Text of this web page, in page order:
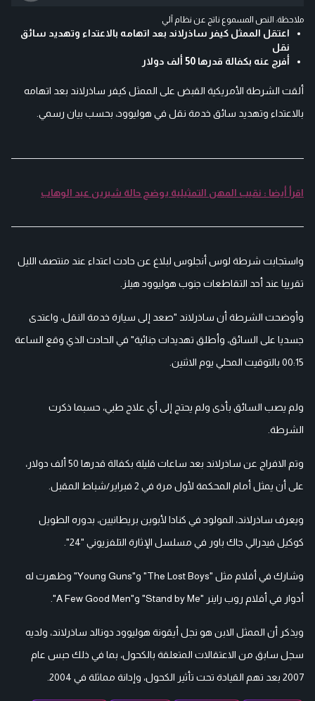
ملاحظة: النص المسموع ناتج عن نظام آلي
اعتقل الممثل كيفر ساذرلاند بعد اتهامه بالاعتداء وتهديد سائق
نقل
أفرج عنه بكفالة قدرها 50 ألف دولار
ألقت الشرطة الأمريكية القبض على الممثل كيفر ساذرلاند بعد اتهامه
بالاعتداء وتهديد سائق خدمة نقل في هوليوود، بحسب بيان رسمي.
اقرأ أيضا : نقيب المهن التمثيلية يوضح حالة شيرين عبد الوهاب
واستجابت شرطة لوس أنجلوس لبلاغ عن حادث اعتداء عند منتصف الليل
تقريبا عند أحد التقاطعات جنوب هوليوود هيلز.
وأوضحت الشرطة أن ساذرلاند "صعد إلى سيارة خدمة النقل، واعتدى
جسديا على السائق، وأطلق تهديدات جنائية" في الحادث الذي وقع الساعة
00:15 بالتوقيت المحلي يوم الاثنين.
ولم يصب السائق بأذى ولم يحتج إلى أي علاج طبي، حسبما ذكرت
الشرطة.
وتم الافراج عن ساذرلاند بعد ساعات قليلة بكفالة قدرها 50 ألف دولار،
على أن يمثل أمام المحكمة لأول مرة في 2 فبراير/شباط المقبل.
ويعرف ساذرلاند، المولود في كنادا لأبوين بريطانيين، بدوره الطويل
كوكيل فيدرالي جاك باور في مسلسل الإثارة التلفزيوني "24".
وشارك في أفلام مثل "The Lost Boys" و"Young Guns" وظهرت له
أدوار في أفلام روب راينر "Stand by Me" و"A Few Good Men".
ويذكر أن الممثل الابن هو نجل أيقونة هوليوود دونالد ساذرلاند، ولديه
سجل سابق من الاعتقالات المتعلقة بالكحول، بما في ذلك حبس عام
2007 بعد تهم القيادة تحت تأثير الكحول، وإدانة مماثلة في 2004.